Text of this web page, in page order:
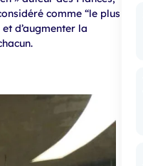
comme “le plus
d’augmenter la